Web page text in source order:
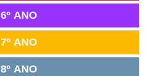
6º ANO
7º ANO
8º ANO